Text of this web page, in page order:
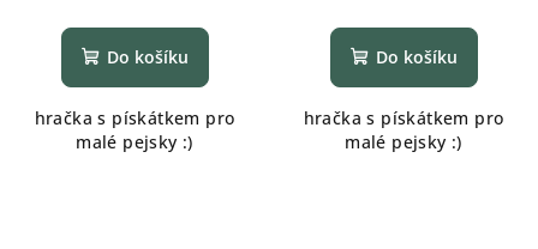
Do košíku
hračka s pískátkem pro
malé pejsky :)
Do košíku
hračka s pískátkem pro
malé pejsky :)